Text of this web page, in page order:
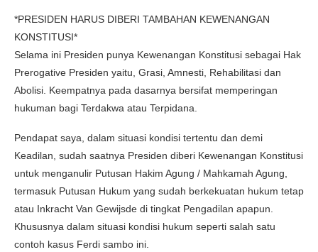
*PRESIDEN HARUS DIBERI TAMBAHAN KEWENANGAN
KONSTITUSI*
Selama ini Presiden punya Kewenangan Konstitusi sebagai Hak
Prerogative Presiden yaitu, Grasi, Amnesti, Rehabilitasi dan
Abolisi. Keempatnya pada dasarnya bersifat memperingan
hukuman bagi Terdakwa atau Terpidana.
Pendapat saya, dalam situasi kondisi tertentu dan demi
Keadilan, sudah saatnya Presiden diberi Kewenangan Konstitusi
untuk menganulir Putusan Hakim Agung / Mahkamah Agung,
termasuk Putusan Hukum yang sudah berkekuatan hukum tetap
atau Inkracht Van Gewijsde di tingkat Pengadilan apapun.
Khususnya dalam situasi kondisi hukum seperti salah satu
contoh kasus Ferdi sambo ini.